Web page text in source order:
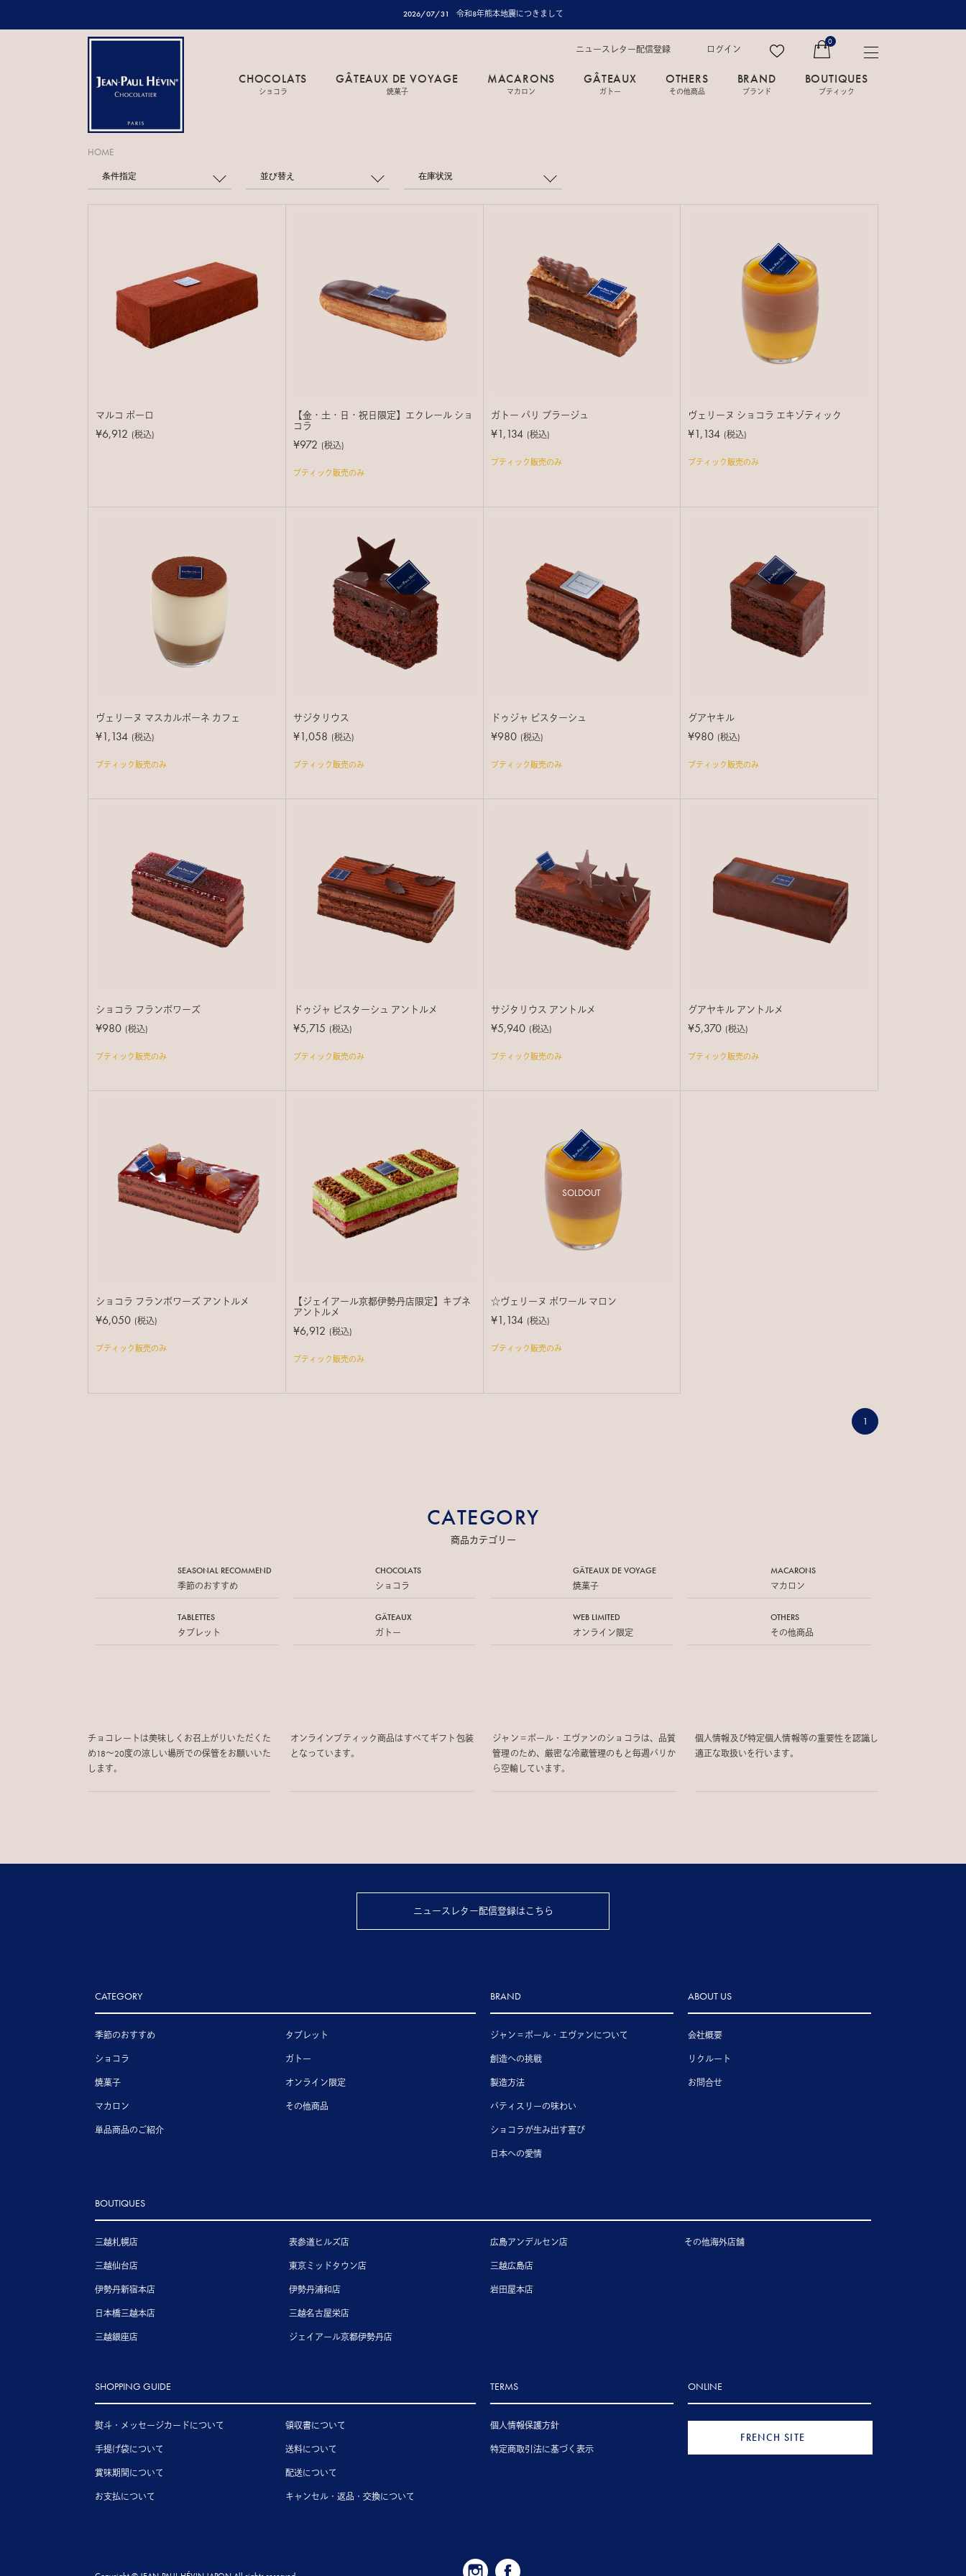
2026/07/31 令和8年熊本地震につきまして
ニュースレター配信登録 ログイン
0
CHOCOLATS
ショコラ
GÂTEAUX DE VOYAGE
焼菓子
MACARONS
マカロン
GÂTEAUX
ガトー
OTHERS
その他商品
BRAND
ブランド
BOUTIQUES
ブティック
HOME
条件指定 並び替え 在庫状況
マルコ ポーロ
¥6,912 (税込)
【金・土・日・祝日限定】エクレール ショ
コラ
¥972 (税込)
ブティック販売のみ
ガトー パリ プラージュ
¥1,134 (税込)
ブティック販売のみ
ヴェリーヌ ショコラ エキゾティック
¥1,134 (税込)
ブティック販売のみ
ヴェリーヌ マスカルポーネ カフェ
¥1,134 (税込)
ブティック販売のみ
サジタリウス
¥1,058 (税込)
ブティック販売のみ
ドゥジャ ピスターシュ
¥980 (税込)
ブティック販売のみ
グアヤキル
¥980 (税込)
ブティック販売のみ
ショコラ フランボワーズ
¥980 (税込)
ブティック販売のみ
ドゥジャ ピスターシュ アントルメ
¥5,715 (税込)
ブティック販売のみ
サジタリウス アントルメ
¥5,940 (税込)
ブティック販売のみ
グアヤキル アントルメ
¥5,370 (税込)
ブティック販売のみ
ショコラ フランボワーズ アントルメ
¥6,050 (税込)
ブティック販売のみ
【ジェイアール京都伊勢丹店限定】キブネ
アントルメ
¥6,912 (税込)
ブティック販売のみ
SOLDOUT
☆ヴェリーヌ ポワール マロン
¥1,134 (税込)
ブティック販売のみ
1
CATEGORY
商品カテゴリー
SEASONAL RECOMMEND
季節のおすすめ
CHOCOLATS
ショコラ
GÂTEAUX DEVOYAGE
焼菓子
MACARONS
マカロン
TABLETTES
タブレット
GÂTEAUX
ガトー
WEB LIMITED
オンライン限定
OTHERS
その他商品
チョコレートは美味しくお召上がりいただくた
め18〜20度の涼しい場所での保管をお願いいた
します。
オンラインブティック商品はすべてギフト包装
となっています。
ジャン＝ポール・エヴァンのショコラは、品質
管理のため、厳密な冷蔵管理のもと毎週パリか
ら空輸しています。
個人情報及び特定個人情報等の重要性を認識し
適正な取扱いを行います。
ニュースレター配信登録はこちら
CATEGORY
季節のおすすめ
ショコラ
焼菓子
マカロン
単品商品のご紹介
タブレット
ガトー
オンライン限定
その他商品
BRAND
ジャン＝ポール・エヴァンについて
創造への挑戦
製造方法
パティスリーの味わい
ショコラが生み出す喜び
日本への愛情
ABOUT US
会社概要
リクルート
お問合せ
BOUTIQUES
三越札幌店
三越仙台店
伊勢丹新宿本店
日本橋三越本店
三越銀座店
表参道ヒルズ店
東京ミッドタウン店
伊勢丹浦和店
三越名古屋栄店
ジェイアール京都伊勢丹店
広島アンデルセン店
三越広島店
岩田屋本店
その他海外店舗
SHOPPING GUIDE
熨斗・メッセージカードについて
手提げ袋について
賞味期間について
お支払について
領収書について
送料について
配送について
キャンセル・返品・交換について
TERMS
個人情報保護方針
特定商取引法に基づく表示
ONLINE
FRENCH SITE